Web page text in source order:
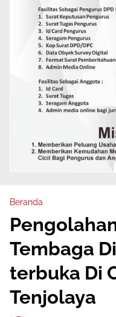
Beranda
Tembaga
terbuka Di
Tenjolaya